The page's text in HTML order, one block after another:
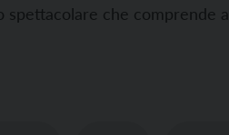
che comprende